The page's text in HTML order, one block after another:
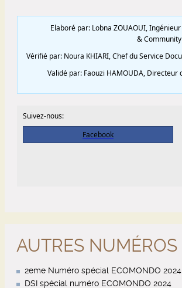
AUTRES NUMÉROS
2eme Numéro spécial ECOMONDO 2024
DSI spécial numéro ECOMONDO 2024